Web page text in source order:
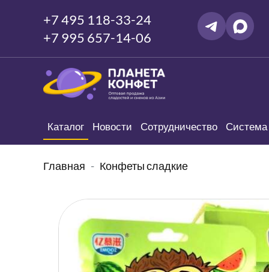
+7 495 118-33-24
+7 995 657-14-06
Каталог Новости Сотрудничество Система
Главная Конфеты сладкие